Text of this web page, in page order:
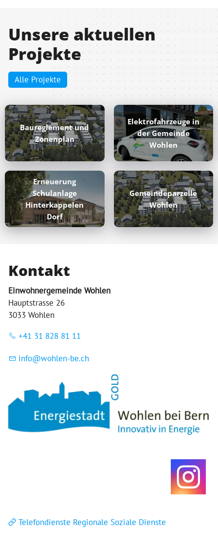
Unsere aktuellen
Projekte
Alle Projekte
Baureglement und
Zonenplan
Elektrofahrzeuge in
der Gemeinde
Wohlen
Erneuerung
Schulanlage
Hinterkappelen
Dorf
Gemeindeparzelle
Wohlen
Kontakt
Einwohnergemeinde Wohlen
Hauptstrasse 26
3033 Wohlen
+41 31 828 81 11
nf w hl n-b ch
Telefondienste Regionale Soziale Dienste